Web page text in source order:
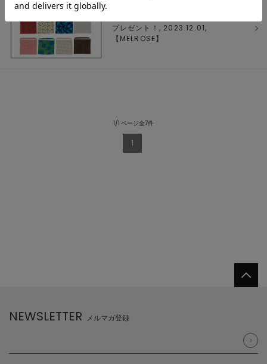
プレゼント！, 2023.12.01,
【 MELROSE】
1/1 ページ全7件
1
NEWSLETTER メルマガ登録